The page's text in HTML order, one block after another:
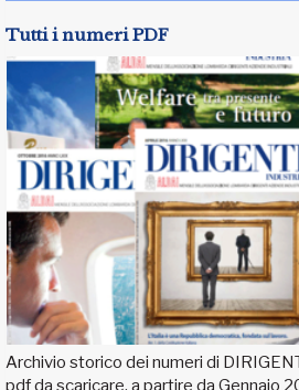
Tutti i numeri PDF
Archivio storico dei numeri di